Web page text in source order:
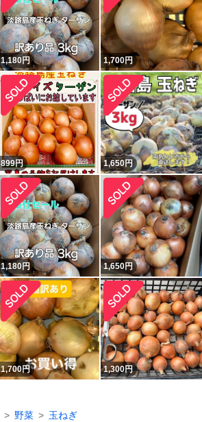
1,180円 1,700円
899円 1,650円
1,180円 1,650円
1,700円 1,300円
野菜 玉ねぎ